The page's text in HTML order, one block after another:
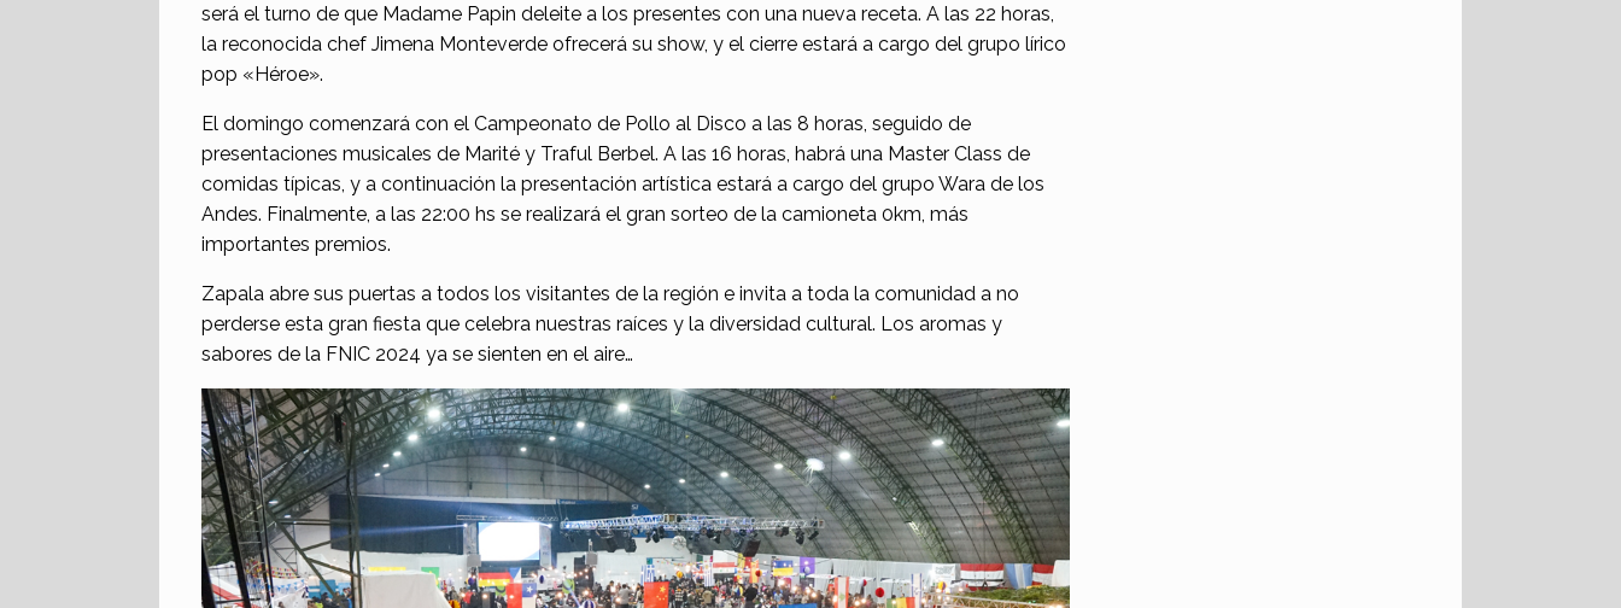
será el turno de que Madame Papin deleite a los presentes con una nueva receta. A las 22 horas,
la reconocida chef Jimena Monteverde ofrecerá su show, y el cierre estará a cargo del grupo lírico
pop «Héroe».
El domingo comenzará con el Campeonato de Pollo al Disco a las 8 horas, seguido de
presentaciones musicales de Marité y Traful Berbel. A las 16 horas, habrá una Master Class de
comidas típicas, y a continuación la presentación artística estará a cargo del grupo Wara de los
Andes. Finalmente, a las 22:00 hs se realizará el gran sorteo de la camioneta 0km, más
importantes premios.
Zapala abre sus puertas a todos los visitantes de la región e invita a toda la comunidad a no
perderse esta gran fiesta que celebra nuestras raíces y la diversidad cultural. Los aromas y
sabores de la FNIC 2024 ya se sienten en el aire…